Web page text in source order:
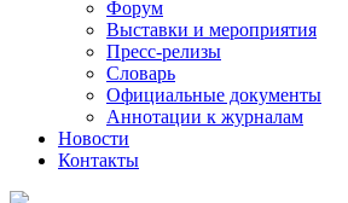
Форум
Выставки и мероприятия
Пресс-релизы
Словарь
Официальные документы
Аннотации к журналам
Новости
Контакты